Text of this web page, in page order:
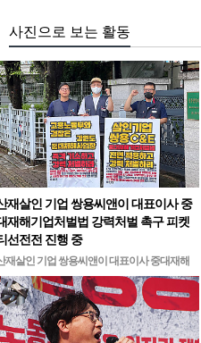
사진으로 보는 활동
재살인 기업 쌍용씨앤이 대표이사 중
재해기업처벌법 강력처벌 촉구 피켓
선전전 진행 중
재살인 기업 쌍용씨앤이 대표이사 중대재해
업처벌법 강력처벌 촉구민주노총 강원지역본
무기한 피켓시위 14일차고용노동부 강원지
앞 1인시위 진…